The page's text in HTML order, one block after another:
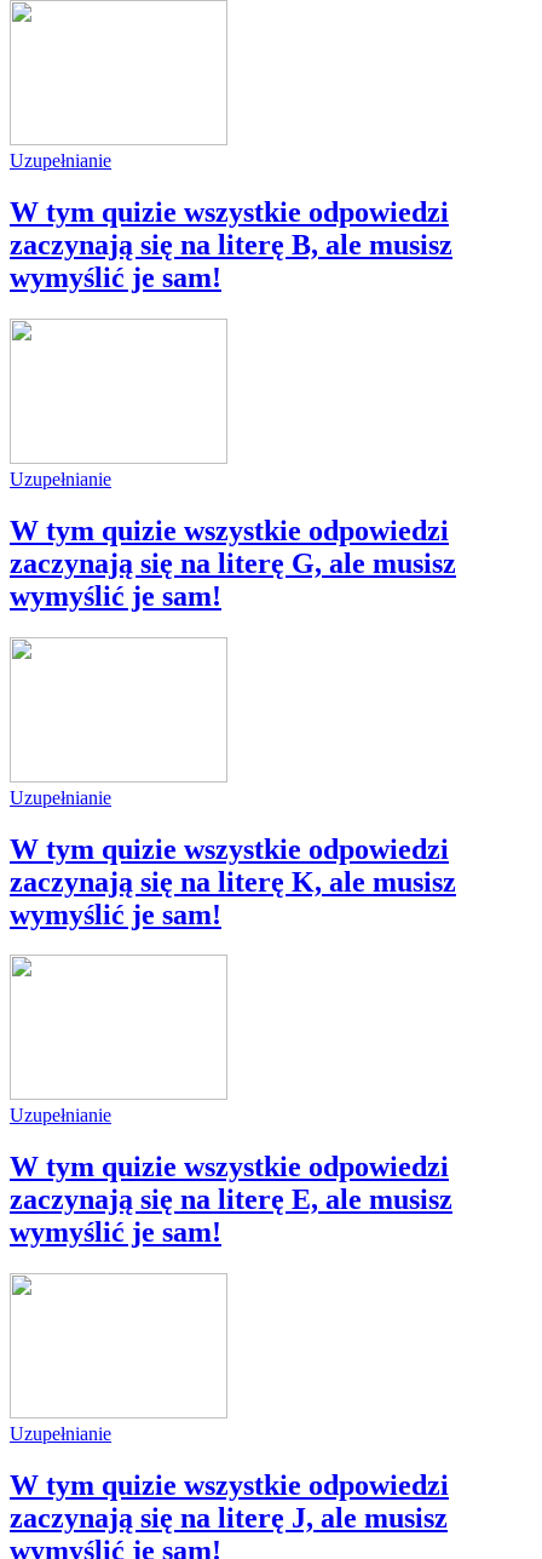
Uzupełnianie
W tym quizie wszystkie odpowiedzi
zaczynają się na literę B, ale musisz
wymyślić je sam!
Uzupełnianie
W tym quizie wszystkie odpowiedzi
zaczynają się na literę G, ale musisz
wymyślić je sam!
Uzupełnianie
W tym quizie wszystkie odpowiedzi
zaczynają się na literę K, ale musisz
wymyślić je sam!
Uzupełnianie
W tym quizie wszystkie odpowiedzi
zaczynają się na literę E, ale musisz
wymyślić je sam!
Uzupełnianie
W tym quizie wszystkie odpowiedzi
zaczynają się na literę J, ale musisz
wymyślić je sam!